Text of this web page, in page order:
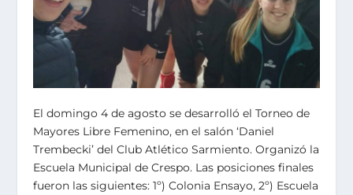
El domingo 4 de agosto se desarrolló el Torneo de
Mayores Libre Femenino, en el salón ‘Daniel
Trembecki’ del Club Atlético Sarmiento. Organizó la
Escuela Municipal de Crespo. Las posiciones finales
fueron las siguientes: 1º) Colonia Ensayo, 2º) Escuela